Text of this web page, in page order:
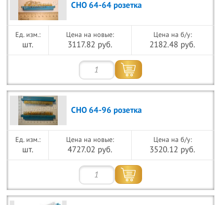
СНО 64-64 розетка
шт.
Цена на новые:
3117.82 руб.
Цена на б/у:
2182.48 руб.
СНО 64-96 розетка
шт.
Цена на новые:
4727.02 руб.
Цена на б/у:
3520.12 руб.